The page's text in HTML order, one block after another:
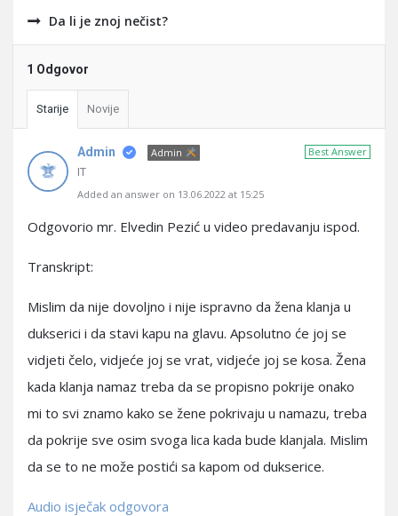
Da li je znoj nečist?
1 Odgovor
Starije Novije
Best Answer
Admin Admin
IT
Added an answer on 13.06.2022 at 15:25
Odgovorio mr. Elvedin Pezić u video predavanju ispod.
Transkript:
Mislim da nije dovoljno i nije ispravno da žena klanja u
dukserici i da stavi kapu na glavu. Apsolutno će joj se
vidjeti čelo, vidjeće joj se vrat, vidjeće joj se kosa. Žena
kada klanja namaz treba da se propisno pokrije onako
mi to svi znamo kako se žene pokrivaju u namazu, treba
da pokrije sve osim svoga lica kada bude klanjala. Mislim
da se to ne može postići sa kapom od dukserice.
Audio isječak odgovora